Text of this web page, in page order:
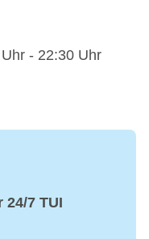
- 22:30 Uhr
7 TUI